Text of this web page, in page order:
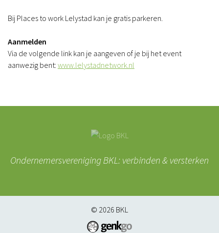
Bij Places to work Lelystad kan je gratis parkeren.
Aanmelden
Via de volgende link kan je aangeven of je bij het event
aanwezig bent: www.lelystadnetwork.nl
Ondernemersvereniging BKL: verbinden & versterken
© 2026 BKL